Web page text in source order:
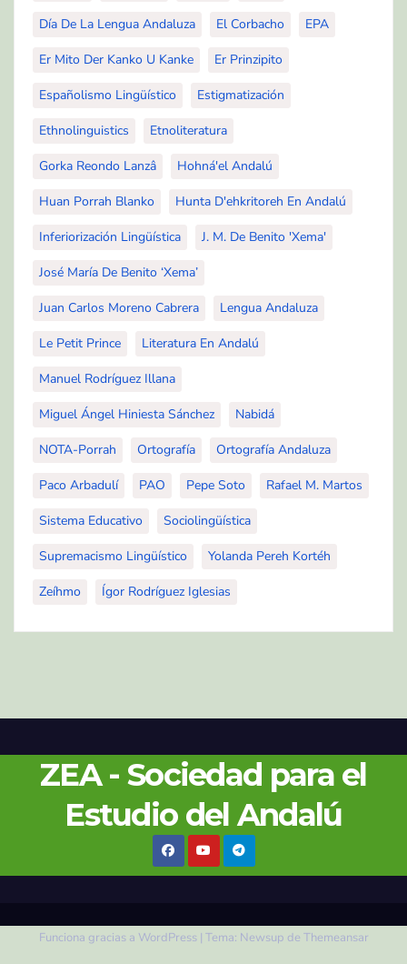
Día De La Lengua Andaluza El Corbacho EPA
Er Mito Der Kanko U Kanke Er Prinzipito
Españolismo Lingüístico Estigmatización
Ethnolinguistics Etnoliteratura
Gorka Reondo Lanzâ Hohná'el Andalú
Huan Porrah Blanko Hunta D'ehkritoreh En Andalú
Inferiorización Lingüística J. M. De Benito 'Xema'
José María De Benito ‘Xema’
Juan Carlos Moreno Cabrera Lengua Andaluza
Le Petit Prince Literatura En Andalú
Manuel Rodríguez Illana
Miguel Ángel Hiniesta Sánchez Nabidá
NOTA-Porrah Ortografía Ortografía Andaluza
Paco Arbadulí PAO Pepe Soto Rafael M. Martos
Sistema Educativo Sociolingüística
Supremacismo Lingüístico Yolanda Pereh Kortéh
Zeíhmo Ígor Rodríguez Iglesias
ZEA - Sociedad para el
Estudio del Andalú
Funciona gracias a WordPress | Tema: Newsup de Themeansar